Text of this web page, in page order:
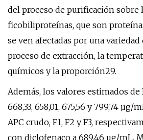
del proceso de purificación sobre
ficobiliproteínas, que son
se ven afectadas por una
proceso de extracción, la
químicos y la proporción29.
Además, los valores estimados de
668,33, 658,01, 675,56 y 799,74 µg/
APC crudo, F1, F2 y F3,
con diclofenaco a 689,46 µg/mL.